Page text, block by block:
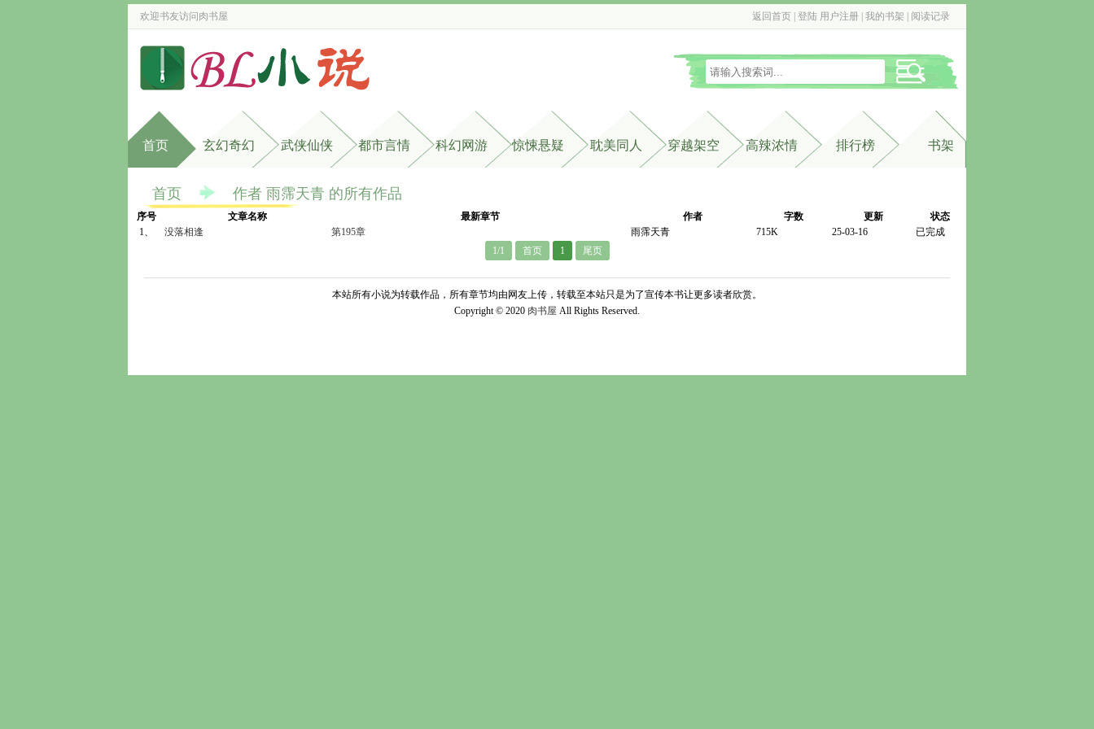
欢迎书友访问 肉书屋 返回首页 登陆 用户注册 我的书架 阅读记录
首页 玄幻奇幻 武侠仙侠 都市言情 科幻网游 惊悚悬疑 耽美同人 穿越架空 高辣浓情 排行榜 书架
首页 作者 雨霈天青 的所有作品
序号 文章名称 最新章节 作者 字数 更新
状态
1、
没落相逢 第195章 雨霈天青 715K 25-03-16
已完成
1/1
首页 1 尾页
本站所有小说为转载作品，所有章节均由网友上传，转载至本站只是为了宣传本书让更多读者欣赏。
Copyright © 2020 肉书屋 All Rights Reserved.